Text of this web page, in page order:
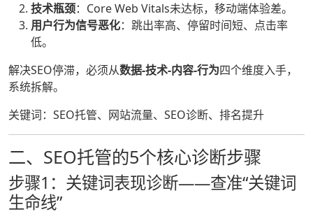
技术瓶颈：Core Web Vitals未达标，移动端体验差。
用户行为信号恶化：跳出率高、停留时间短、点击率
低。
解决SEO停滞，必须从数据-技术-内容-行为四个维度入手，
系统拆解。
关键词：SEO托管、网站流量、SEO诊断、排名提升
二、SEO托管的5个核心诊断步骤
步骤1：关键词表现诊断——查准“关键词
生命线”